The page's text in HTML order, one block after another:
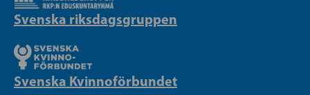
Svenska riksdagsgruppen
Svenska Kvinnoförbundet